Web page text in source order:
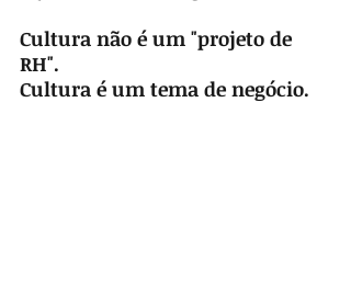
Cultura não é um "projeto de
RH".
Cultura é um tema de negócio.